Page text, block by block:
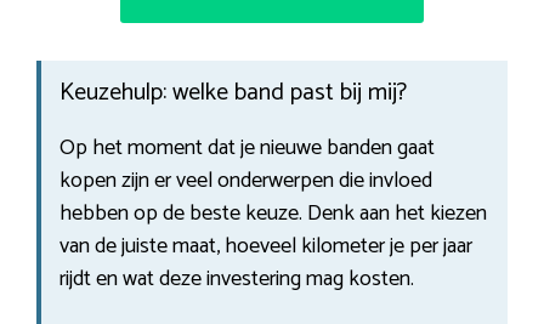
Keuzehulp: welke band past bij mij?
Op het moment dat je nieuwe banden gaat
kopen zijn er veel onderwerpen die invloed
hebben op de beste keuze. Denk aan het kiezen
van de juiste maat, hoeveel kilometer je per jaar
rijdt en wat deze investering mag kosten.